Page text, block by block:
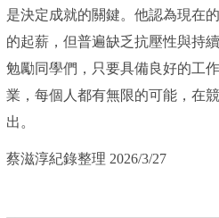
是決定成就的關鍵。他認為現在
的起薪，但普遍缺乏抗壓性與持
勉勵同學們，只要具備良好的工
業，每個人都有無限的可能，在
出。
蔡滋淳紀錄整理 2026/3/27